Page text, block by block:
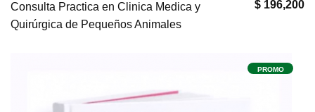
$ 196,200
Consulta Practica en Clinica Medica y
Quirúrgica de Pequeños Animales
PROMO